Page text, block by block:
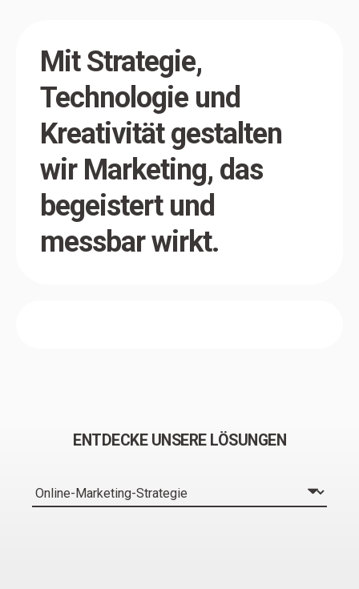
Mit Strategie,
Technologie und
Kreativität gestalten
wir Marketing, das
begeistert und
messbar wirkt.
ENTDECKE UNSERE LÖSUNGEN